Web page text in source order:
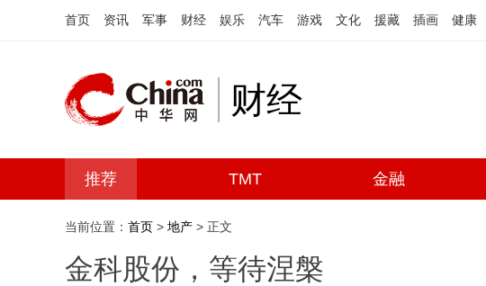
首页 资讯 军事 财经 娱乐 汽车 游戏 文化 援藏 插画 健康
财经
推荐 TMT 金融
当前位置： 首页 > 地产 > 正文
金科股份，等待涅槃